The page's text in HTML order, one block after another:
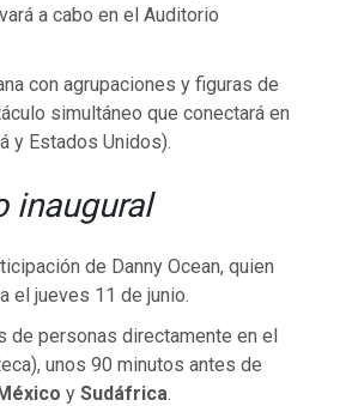
a cabo en el Auditorio
con agrupaciones y figuras de
simultáneo que conectará en
y Estados Unidos).
inaugural
de Danny Ocean, quien
el jueves 11 de junio.
de personas directamente en el
unos 90 minutos antes de
y Sudáfrica.